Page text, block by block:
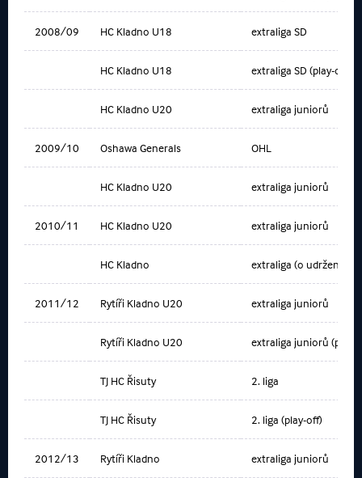
2008/09 HC Kladno U18 extraliga SD
HC Kladno U18 extraliga SD (play-off)
HC Kladno U20 extraliga juniorů
2009/10 Oshawa Generals OHL
HC Kladno U20 extraliga juniorů
2010/11 HC Kladno U20 extraliga juniorů
HC Kladno extraliga (o udržení)
2011/12 Rytíři Kladno U20 extraliga juniorů
Rytíři Kladno U20 extraliga juniorů (play-
TJ HC Řisuty 2. liga
TJ HC Řisuty 2. liga (play-off)
2012/13 Rytíři Kladno extraliga juniorů